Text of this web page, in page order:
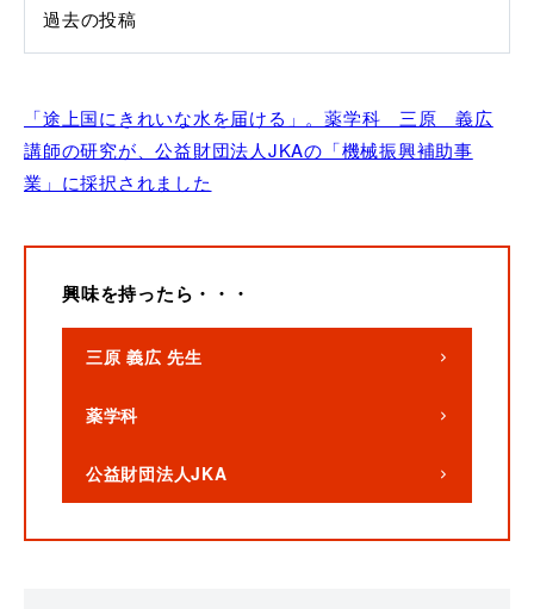
過去の投稿
「途上国にきれいな水を届ける」。薬学科 三原 義広
講師の研究が、公益財団法人JKAの「機械振興補助事
業」に採択されました
興味を持ったら・・・
三原 義広 先生
薬学科
公益財団法人JKA